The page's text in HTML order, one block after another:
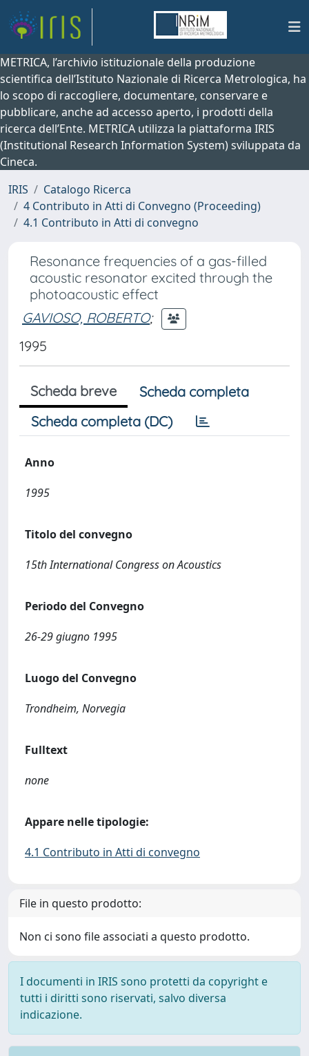
METRICA, l’archivio istituzionale della produzione
scientifica dell’Istituto Nazionale di Ricerca Metrologica, ha
lo scopo di raccogliere, documentare, conservare e
pubblicare, anche ad accesso aperto, i prodotti della
ricerca dell’Ente. METRICA utilizza la piattaforma IRIS
(Institutional Research Information System) sviluppata da
Cineca.
IRIS
Catalogo Ricerca
4 Contributo in Atti di Convegno (Proceeding)
4.1 Contributo in Atti di convegno
Resonance frequencies of a gas-filled
acoustic resonator excited through the
photoacoustic effect
GAVIOSO, ROBERTO;
1995
Scheda breve
Scheda completa
Scheda completa (DC)
Anno
1995
Titolo del convegno
15th International Congress on Acoustics
Periodo del Convegno
26-29 giugno 1995
Luogo del Convegno
Trondheim, Norvegia
Fulltext
none
Appare nelle tipologie:
4.1 Contributo in Atti di convegno
File in questo prodotto:
Non ci sono file associati a questo prodotto.
I documenti in IRIS sono protetti da copyright e
tutti i diritti sono riservati, salvo diversa
indicazione.